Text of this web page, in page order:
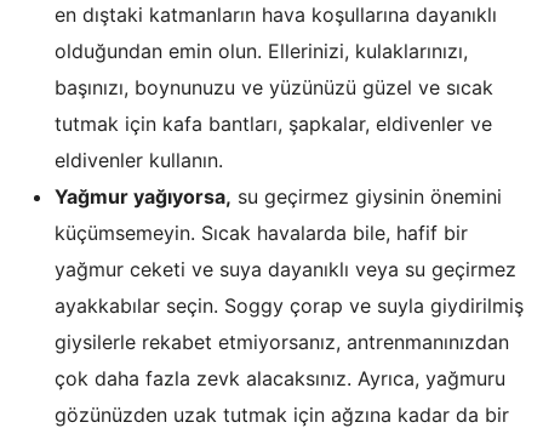
en dıştaki katmanların hava koşullarına dayanıklı
olduğundan emin olun. Ellerinizi, kulaklarınızı,
başınızı, boynunuzu ve yüzünüzü güzel ve sıcak
tutmak için kafa bantları, şapkalar, eldivenler ve
eldivenler kullanın.
Yağmur yağıyorsa, su geçirmez giysinin önemini
küçümsemeyin. Sıcak havalarda bile, hafif bir
yağmur ceketi ve suya dayanıklı veya su geçirmez
ayakkabılar seçin. Soggy çorap ve suyla giydirilmiş
giysilerle rekabet etmiyorsanız, antrenmanınızdan
çok daha fazla zevk alacaksınız. Ayrıca, yağmuru
gözünüzden uzak tutmak için ağzına kadar da bir